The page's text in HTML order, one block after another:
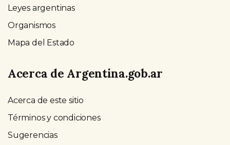
Leyes argentinas
Organismos
Mapa del Estado
Acerca de Argentina.gob.ar
Acerca de este sitio
Términos y condiciones
Sugerencias